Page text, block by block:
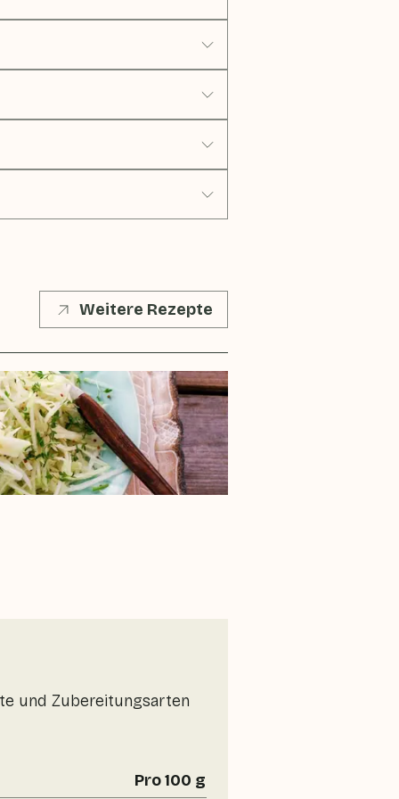
Weitere Rezepte
und Zubereitungsarten
Pro 100 g